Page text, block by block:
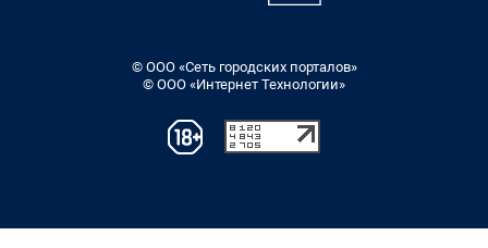
© ООО «Сеть городских порталов»
© ООО «Интернет Технологии»